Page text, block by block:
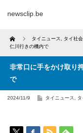
newsclip.be
Home タイニュース タイ社会
仁川行きの機内で
非常口に手をかけ取り
で
2024/11/9 タイニュース